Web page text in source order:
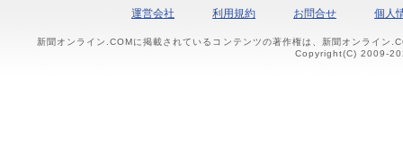
運営会社 利用規約 お問合せ 個人
新聞オンライン.COMに掲載されているコンテンツの著作権は、新聞オンライン
Copyright(C) 2009-